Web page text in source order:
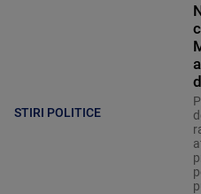
STIRI POLITICE